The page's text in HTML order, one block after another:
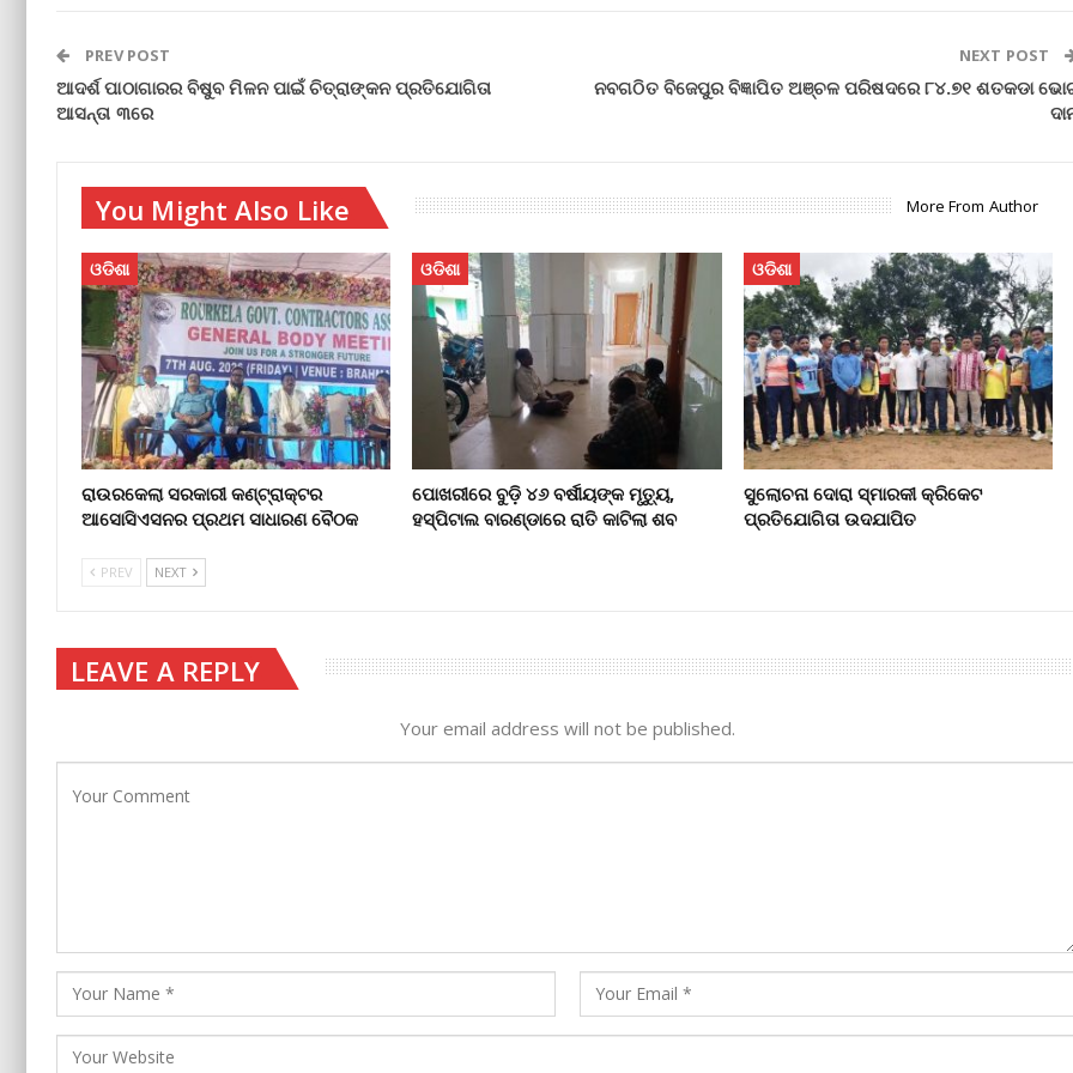
PREV POST
ଆଦର୍ଶ ପାଠାଗାରର ବିଷୁବ ମିଳନ ପାଇଁ ଚିତ୍ରାଙ୍କନ ପ୍ରତିଯୋଗିତା
ଆସନ୍ତା ୩ରେ
NEXT POST
ନବଗଠିତ ବିଜେପୁର ବିଜ୍ଞାପିତ ଅଞ୍ଚଳ ପରିଷଦରେ ୮୪.୭୧ ଶତକଡା
You Might Also Like More From Author
ଓଡିଶା
ରାଉରକେଲା ସରକାରୀ କଣ୍ଟ୍ରାକ୍ଟର
ଆସୋସିଏସନର ପ୍ରଥମ ସାଧାରଣ ବୈଠକ
ଓଡିଶା
ପୋଖରୀରେ ବୁଡ଼ି ୪୬ ବର୍ଷୀୟଙ୍କ ମୃତ୍ୟୁ,
ହସ୍ପିଟାଲ ବାରଣ୍ଡାରେ ରାତି କାଟିଲା ଶବ
ଓଡିଶା
ସୁଲୋଚନା ଦୋରା ସ୍ମାରକୀ କ୍ରିକେଟ
ପ୍ରତିଯୋଗିତା ଉଦଯାପିତ
PREV NEXT
LEAVE A REPLY
Your email address will not be published.